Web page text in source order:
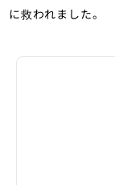
に救われました。